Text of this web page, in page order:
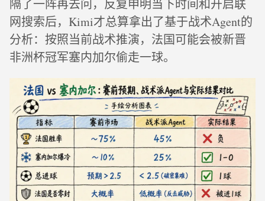
隔了一阵再去问，反复申明当下时间和开启联
网搜索后，Kimi才总算拿出了基于战术Agent的
分析：按照当前战术推演，法国可能会被新晋
非洲杯冠军塞内加尔偷走一球。